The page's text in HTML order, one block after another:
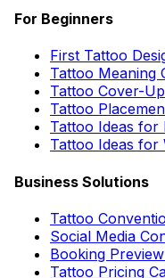
For Beginners
First Tattoo
Tattoo Meaning
Tattoo Cover-
Tattoo
Tattoo Ideas for
Tattoo Ideas for
Business Solutions
Tattoo
Social Media
Booking
Tattoo Pricing